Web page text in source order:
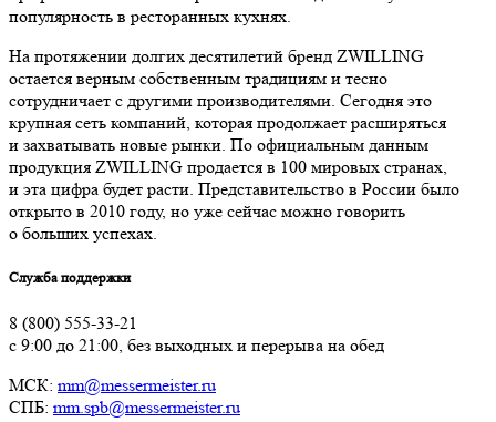
популярность в ресторанных кухнях.
На протяжении долгих десятилетий бренд ZWILLING
остается верным собственным традициям и тесно
сотрудничает с другими производителями. Сегодня это
крупная сеть компаний, которая продолжает расширяться
и захватывать новые рынки. По официальным данным
продукция ZWILLING продается в 100 мировых странах,
и эта цифра будет расти. Представительство в России было
открыто в 2010 году, но уже сейчас можно говорить
о больших успехах.
Служба поддержки
8 (800) 555-33-21
с 9:00 до 21:00, без выходных и перерыва на обед
МСК: mm@messermeister.ru
СПБ: mm.spb@messermeister.ru